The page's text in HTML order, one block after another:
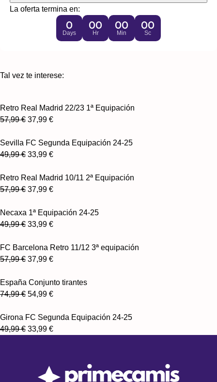
La oferta termina en:
0
Days
00
Hr
00
Min
00
Sc
Tal vez te interese:
Retro Real Madrid 22/23 1ª Equipación
57,99€ 37,99 €
Sevilla FC Segunda Equipación 24-25
49,99€ 33,99 €
Retro Real Madrid 10/11 2ª Equipación
57,99€ 37,99 €
Necaxa 1ª Equipación 24-25
49,99€ 33,99 €
FC Barcelona Retro 11/12 3ª equipación
57,99€ 37,99 €
España Conjunto tirantes
74,99€ 54,99 €
Girona FC Segunda Equipación 24-25
49,99€ 33,99 €